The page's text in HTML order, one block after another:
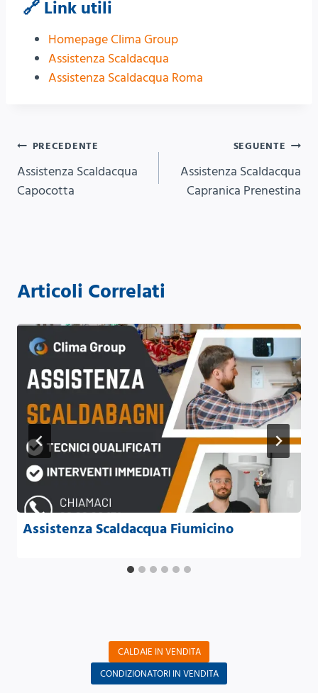
🔗 Link utili
Homepage Clima Group
Assistenza Scaldacqua
Assistenza Scaldacqua Roma
Navigazione
articoli
PRECEDENTE
Assistenza Scaldacqua
Capocotta
SEGUENTE
Assistenza Scaldacqua
Capranica Prenestina
Articoli Correlati
Assistenza Scaldacqua Fiumicino
CALDAIE IN VENDITA
CONDIZIONATORI IN VENDITA